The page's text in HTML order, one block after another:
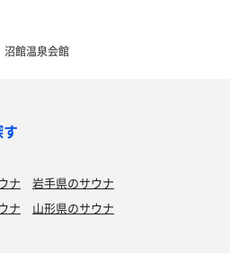
沼館温泉会館
ナ
岩手県のサウナ
ナ
山形県のサウナ